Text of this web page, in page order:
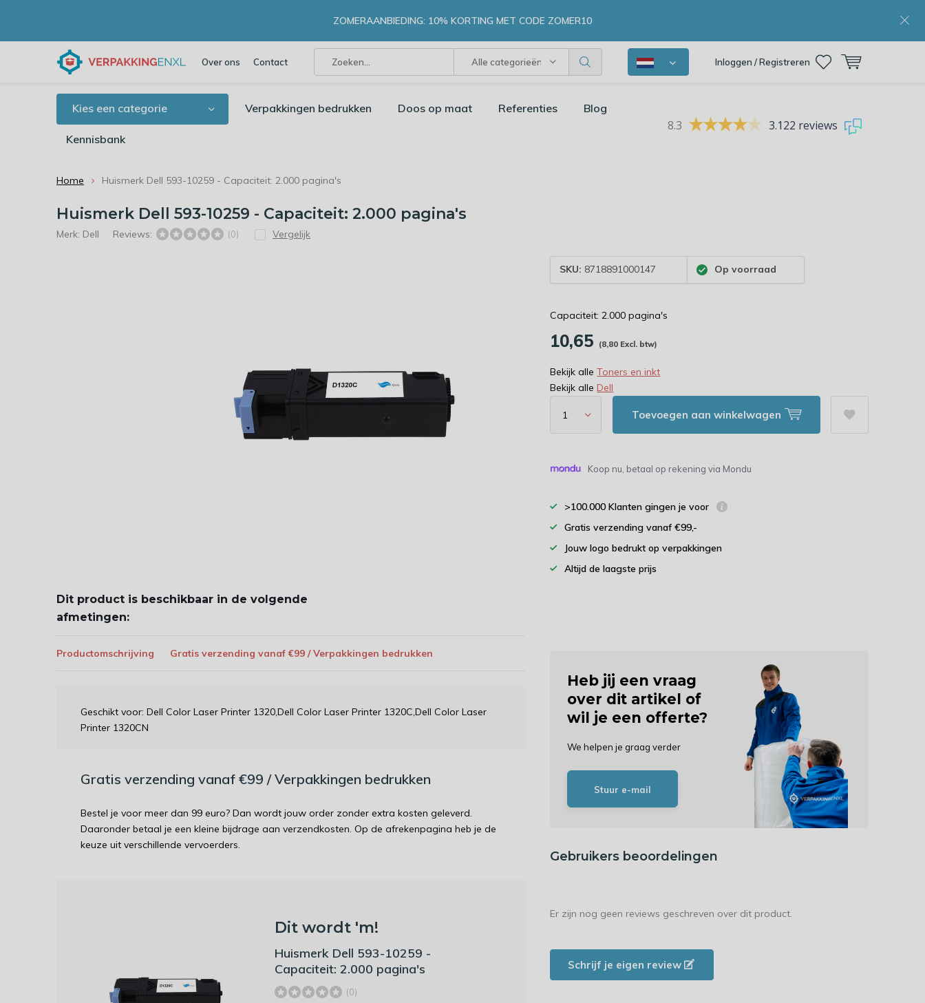
Over ons Contact Alle categorieën Inloggen / Registreren
ZOMERAANBIEDING: 10% KORTING MET CODE ZOMER10
Kies een categorie Verpakkingen bedrukken Doos op maat Referenties Blog
Kennisbank
8.3 3.122 reviews
Home Huismerk Dell 593-10259 - Capaciteit: 2.000 pagina's
Huismerk Dell 593-10259 - Capaciteit: 2.000 pagina's
Merk: Dell Reviews: (0) Vergelijk
SKU: 8718891000147 Op voorraad
Capaciteit: 2.000 pagina's
10,65 (8,80 Excl. btw)
Bekijk alleToners en inkt
Bekijk alle Dell
Toevoegen aan winkelwagen
Koop nu, betaal op rekening via Mondu
>100.000 Klanten gingen je voor
Gratis verzending vanaf €99,-
Jouw logo bedrukt op verpakkingen
Altijd de laagste prijs
Dit product is beschikbaar in de volgende
afmetingen:
Productomschrijving Gratis verzending vanaf €99 / Verpakkingen bedrukken
Geschikt voor: Dell Color Laser Printer 1320,Dell Color Laser Printer 1320C,Dell Color Laser
Printer 1320CN
Gratis verzending vanaf €99 / Verpakkingen bedrukken
Bestel je voor meer dan 99 euro? Dan wordt jouw order zonder extra kosten geleverd.
Daaronder betaal je een kleine bijdrage aan verzendkosten. Op de afrekenpagina heb je de
keuze uit verschillende vervoerders.
Dit wordt 'm!
Huismerk Dell 593-10259 -
Capaciteit: 2.000 pagina's
(0)
Heb jij een vraag
over dit artikel of
wil je een offerte?
We helpen je graag verder
Stuur e-mail
Gebruikers beoordelingen
Er zijn nog geen reviews geschreven over dit product.
Schrijf je eigen review